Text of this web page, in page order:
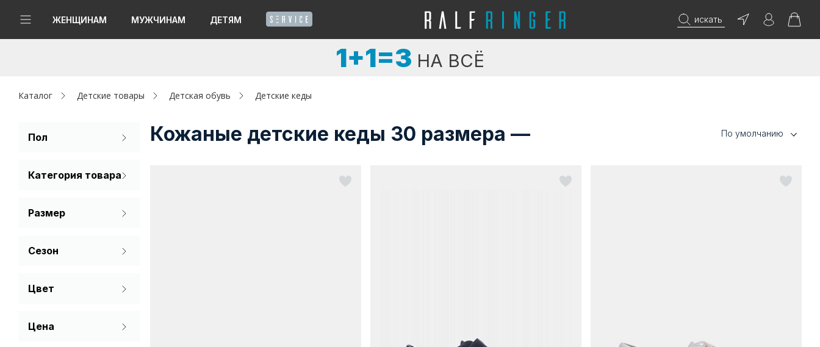
ЖЕНЩИНАМ МУЖЧИНАМ ДЕТЯМ искать
Женщинам
Капсула
Аутлет
1+1=3 НА ВСЁ
Каталог Детские товары Детская обувь Детские кеды
Пол
Для мальчиков
Категория товара
Кеды
Размер
36
Сезон
Зима
Цвет
Цена
Кожаные детские кеды 30 размера — По умолчанию